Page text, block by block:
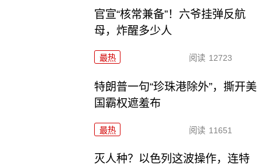
官宣“核常兼备”！六爷挂弹反航
母，炸醒多少人
最热 阅读 12723
特朗普一句“珍珠港除外”，撕开美
国霸权遮羞布
最热 阅读 11651
灭人种？以色列这波操作，连特